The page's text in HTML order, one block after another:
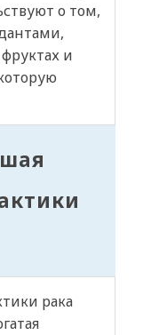
о том,
и
рака